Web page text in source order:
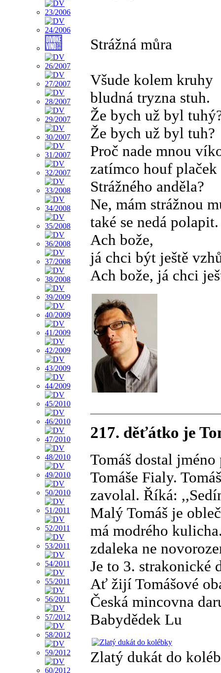
Strážná můra
Všude kolem kruhy
bludná tryzna stuh.
Že bych už byl
Že bych už byl tuh?
Proč nade mnou
zatímco houf plaček
Strážného anděla?
Ne, mám strážnou
také se nedá polapit.
Ach bože,
já chci být ještě
Ach bože, já chci
217. děťátko je
Tomáš dostal
Tomáše Fialy.
zavolal. Říká:
Malý Tomáš je
má modrého
zdaleka ne
Je to 3. strakonické
Ať žijí Tomášové
Česká mincovna
Babydědek Lu
Zlatý dukát do